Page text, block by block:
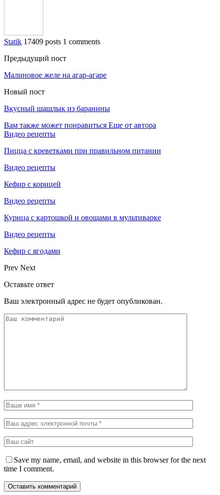
Statik 17409 posts 1 comments
Предыдущий пост
Малиновое желе на агар-агаре
Новый пост
Вкусный шашлык из баранины
Вам также может понравиться Еще от автора
Видео рецепты
Пицца с креветками при правильном питании
Видео рецепты
Кефир с корицей
Видео рецепты
Курица с картошкой и овощами в мультиварке
Видео рецепты
Кефир с ягодами
Prev Next
Оставьте ответ
Ваш электронный адрес не будет опубликован.
Save my name, email, and website in this browser for the next
time I comment.